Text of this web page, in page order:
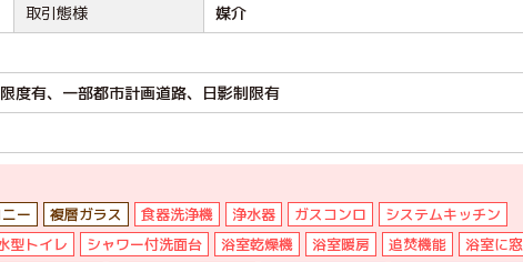
取引態様
媒介
度有、一部都市計画道路、日影制限有
ー 複層ガラス 食器洗浄機 浄水器 ガスコンロ
システムキッチン
型トイレ シャワー付洗面台 浴室乾燥機 浴室暖房 追焚機能 浴室に窓